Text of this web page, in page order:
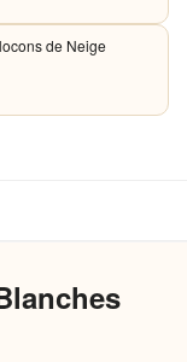
de Neige